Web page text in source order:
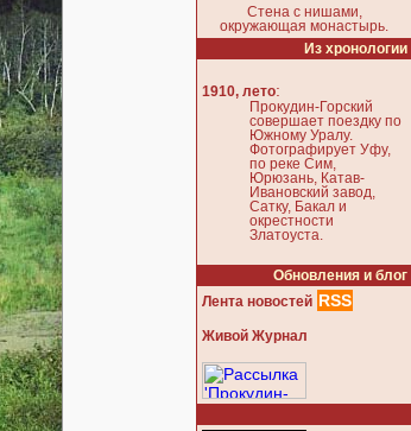
Стена с нишами,
окружающая монастырь.
Из хронологии
1910, лето:
Прокудин-Горский
совершает поездку по
Южному Уралу.
Фотографирует Уфу,
по реке Сим,
Юрюзань, Катав-
Ивановский завод,
Сатку, Бакал и
окрестности
Златоуста.
Обновления и блог
Лента новостей RSS
Живой Журнал